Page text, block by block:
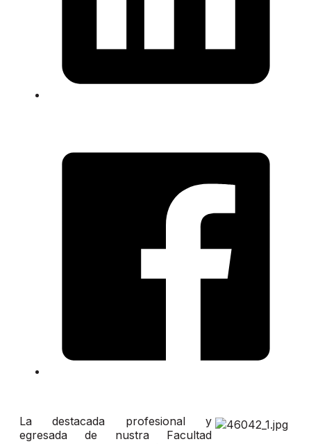
La destacada profesional y
egresada de nustra Facultad